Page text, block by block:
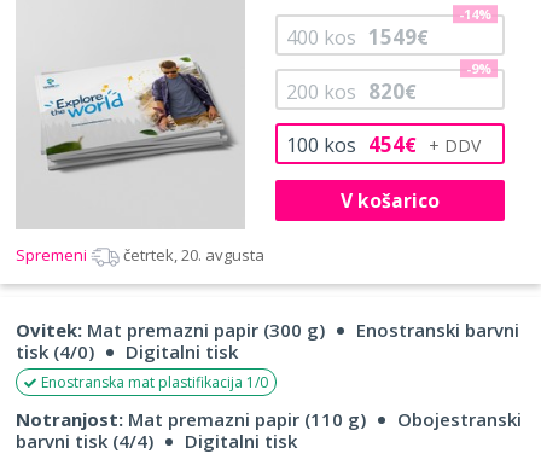
100 kos 454€
200 kos 820€
-9%
400 kos 1549€
-14%
V košarico
Spremeni četrtek, 20. avgusta
Ovitek: Mat premazni papir (300 g)
Enostranski barvni
tisk (4/0)
Digitalni tisk
Enostranska mat plastifikacija 1/0
Notranjost: Mat premazni papir (110 g)
Obojestranski
barvni tisk (4/4)
Digitalni tisk